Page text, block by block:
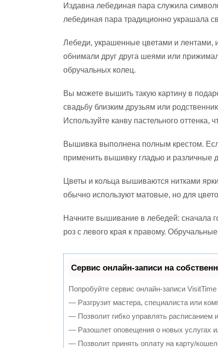
Издавна лебединая пара служила
лебединая пара традиционно украшала
Лебеди, украшенные цветами и лентами,
обнимали друг друга шеями или
обручальных колец.
Вы можете вышить такую картину в
свадьбу близким друзьям или
Используйте канву пастельного
Вышивка выполнена полным крестом.
применить вышивку гладью и
Цветы и кольца вышиваются нитками
обычно используют матовые, но для
Начните вышивание в лебедей: сначала
роз с левого края к правому.
Сервис онлайн-записи на
Попробуйте сервис онлайн-записи
— Разгрузит мастера, специалиста или
— Позволит гибко управлять расписанием и
— Разошлет оповещения о новых услугах
— Позволит принять оплату на карту/